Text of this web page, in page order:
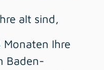
alt sind,
Ihre
Baden-